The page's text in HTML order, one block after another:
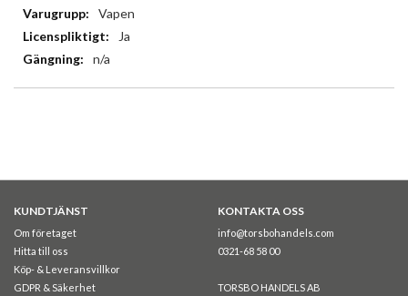
Vapen
Ja
n/a
KUNDTJÄNST
Om företaget
Hitta till oss
Köp- & Leveransvillkor
GDPR & Säkerhet
KONTAKTA OSS
info@torsbohandels.com
0321-68 58 00
TORSBO HANDELS AB